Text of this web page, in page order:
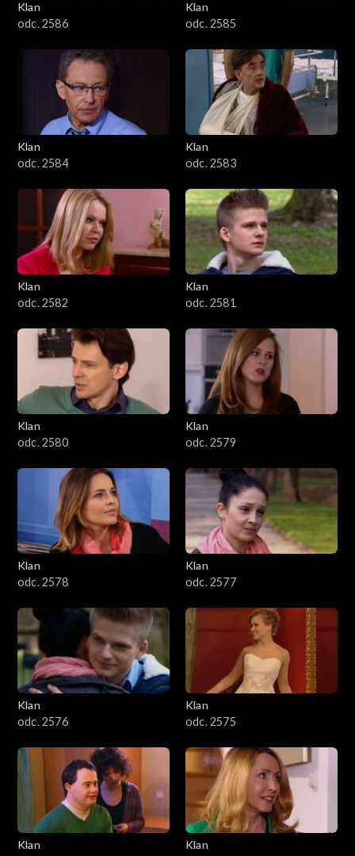
1901–2000
1801–1900
1701–1800
1601–1700
1501–1600
1401–1500
1301–1400
1201–1300
1101–1200
1001–1100
901–1000
801–900
701–800
601–700
501–600
401–500
301–400
201–300
101–200
Klan
odc. 2586
Klan
odc. 2585
Klan
odc. 2584
Klan
odc. 2583
Klan
odc. 2582
Klan
odc. 2581
Klan
odc. 2580
Klan
odc. 2579
Klan
odc. 2578
Klan
odc. 2577
Klan
odc. 2576
Klan
odc. 2575
Klan
Klan